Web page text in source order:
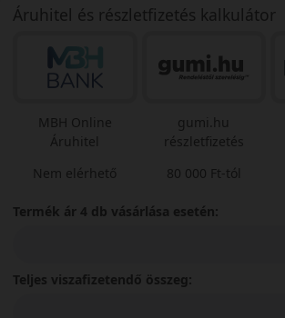
Áruhitel és részletfizetés kalkulátor
MBH Online
Áruhitel
Nem elérhető
gumi.hu
részletfizetés
80 000 Ft-tól
Termék ár 4 db vásárlása esetén:
Teljes viszafizetendő összeg: